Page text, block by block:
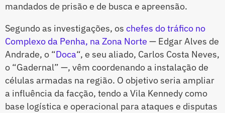
mandados de prisão e de busca e apreensão.
Segundo as investigações, os chefes do tráfico no
Complexo da Penha, na Zona Norte — Edgar Alves de
Andrade, o “Doca“, e seu aliado, Carlos Costa Neves,
o “Gadernal” —, vêm coordenando a instalação de
células armadas na região. O objetivo seria ampliar
a influência da facção, tendo a Vila Kennedy como
base logística e operacional para ataques e disputas